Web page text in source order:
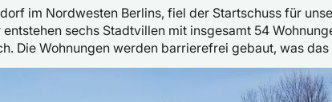
im Nordwesten Berlins, fiel der Startschuss für
sechs Stadtvillen mit insgesamt 54
Die Wohnungen werden barrierefrei gebaut, was